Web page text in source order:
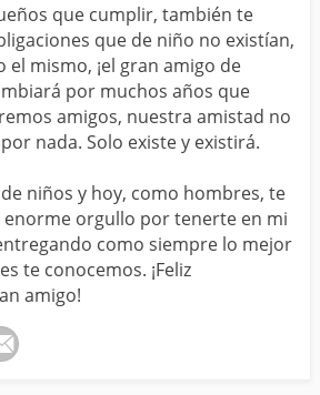
que cumplir, también te
que de niño no existían,
el mismo, ¡el gran amigo de
por muchos años que
amigos, nuestra amistad no
nada. Solo existe y existirá.
niños y hoy, como hombres, te
orgullo por tenerte en mi
como siempre lo mejor
te conocemos. ¡Feliz
amigo!